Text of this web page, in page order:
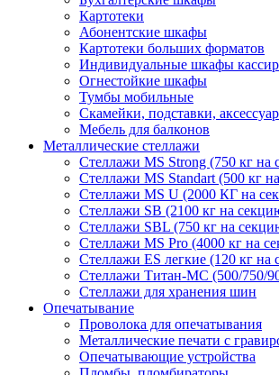
Картотеки
Абонентские шкафы
Картотеки больших форматов
Индивидуальные шкафы
Огнестойкие шкафы
Тумбы мобильные
Скамейки, подставки,
Мебель для балконов
Металлические стеллажи
Стеллажи MS Strong (750 кг на
Стеллажи MS Standart (500 кг
Стеллажи MS U (2000 КГ на
Стеллажи SB (2100 кг на
Стеллажи SBL (750 кг на
Стеллажи MS Pro (4000 кг на
Стеллажи ES легкие (120 кг на
Стеллажи Титан-МС (500/750/
Стеллажи для хранения шин
Опечатывание
Проволока для опечатывания
Металлические печати с
Опечатывающие устройства